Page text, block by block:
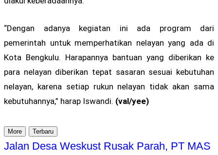
“Dengan adanya kegiatan ini ada program dari
pemerintah untuk memperhatikan nelayan yang ada di
Kota Bengkulu. Harapannya bantuan yang diberikan ke
para nelayan diberikan tepat sasaran sesuai kebutuhan
nelayan, karena setiap rukun nelayan tidak akan sama
kebutuhannya,” harap Iswandi. (val/yee)
More Terbaru
Jalan Desa Weskust Rusak Parah, PT MAS